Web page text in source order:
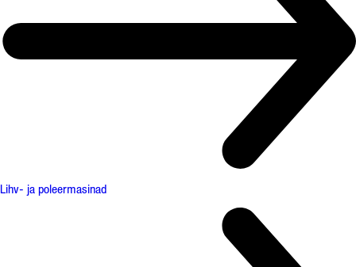
Lihv- ja poleermasinad